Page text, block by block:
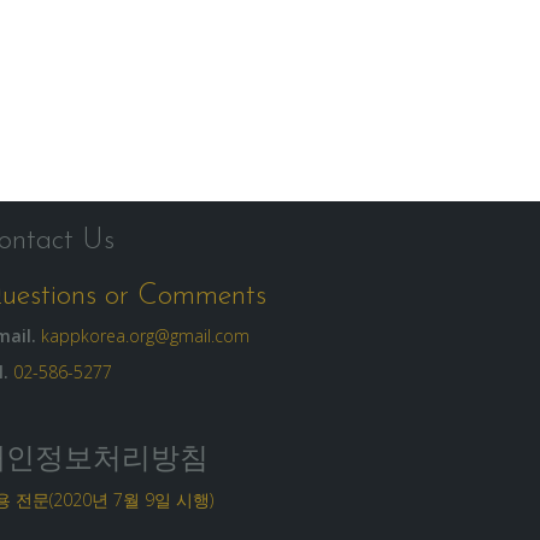
Us
or Comments
kappkorea.org@gmail.com
02-586-5277
인정보처리방침
전문(2020년 7월 9일 시행)